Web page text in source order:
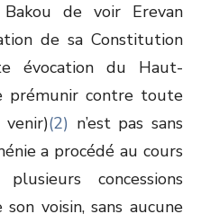
Bakou de voir Erevan
de sa Constitution
évocation du Haut-
prémunir contre toute
venir)(2) n’est pas sans
a procédé au cours
concessions
voisin, sans aucune